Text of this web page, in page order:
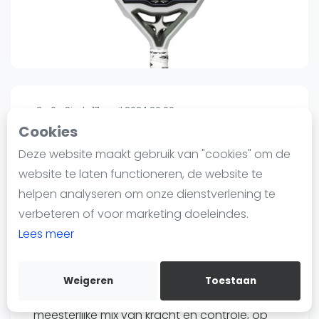
Cookies
Deze website maakt gebruik van "cookies" om de
website te laten functioneren, de website te
helpen analyseren om onze dienstverlening te
verbeteren of voor marketing doeleindes.
Lees meer
Weigeren Toestaan
Informatie
Over ons
Contact
Adverteren
Insights
WhatsApp
Join WhatsApp Community
3 0 Sinds 17 april 2024 20:00
Starvie
Starvie Triton
€209 90 €252 99
-17%
Verzenden
Bewaar
Maak kennis met de Starvie Tritón 2024: een
meesterlijke mix van kracht en controle, op